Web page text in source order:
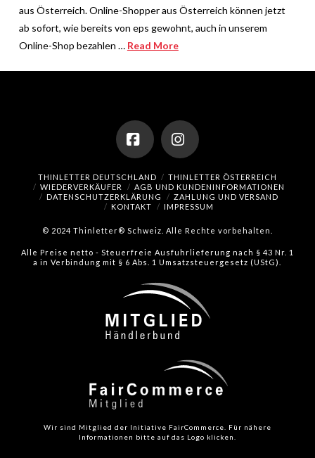
aus Österreich. Online-Shopper aus Österreich können jetzt
ab sofort, wie bereits von eps gewohnt, auch in unserem
Online-Shop bezahlen … Read More
FacebookInstagram
THINLETTER DEUTSCHLAND
THINLETTER ÖSTERREICH
WIEDERVERKÄUFER
AGB UND KUNDENINFORMATIONEN
DATENSCHUTZERKLÄRUNG
ZAHLUNG UND VERSAND
KONTAKT
IMPRESSUM
© 2024 Thinletter® Schweiz. Alle Rechte vorbehalten.
Alle Preise netto - Steuerfreie Ausfuhrlieferung nach § 43 Nr. 1
a in Verbindung mit § 6 Abs. 1 Umsatzsteuergesetz (UStG).
Wir sind Mitglied der Initiative FairCommerce.
Für nähere
Informationen bitte auf das Logo klicken.